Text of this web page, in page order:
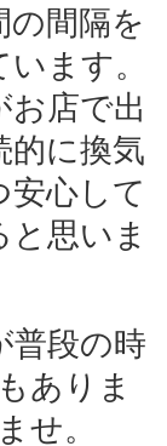
間隔を
ます。
お店で出
的に換気
安心して
思いま
普段の時
ありま
せ。